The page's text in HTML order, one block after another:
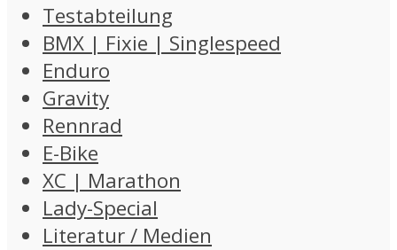
Testabteilung
BMX | Fixie | Singlespeed
Enduro
Gravity
Rennrad
E-Bike
XC | Marathon
Lady-Special
Literatur / Medien